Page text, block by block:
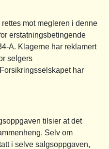
mot megleren i denne
erstatningsbetingende
A. Klagerne har reklamert
selgers
har
tilsier at det
Selv om
i selve salgsoppgaven,